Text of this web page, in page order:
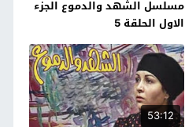
مسلسل الشهد والدموع الجزء
الاول الحلقة 5
53:12